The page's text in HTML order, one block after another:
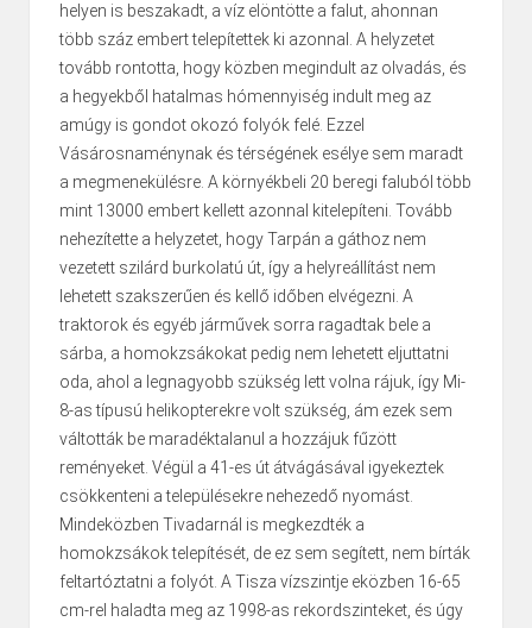
helyen is beszakadt, a víz elöntötte a falut, ahonnan
több száz embert telepítettek ki azonnal. A helyzetet
tovább rontotta, hogy közben megindult az olvadás, és
a hegyekből hatalmas hómennyiség indult meg az
amúgy is gondot okozó folyók felé. Ezzel
Vásárosnaménynak és térségének esélye sem maradt
a megmenekülésre. A környékbeli 20 beregi faluból több
mint 13000 embert kellett azonnal kitelepíteni. Tovább
nehezítette a helyzetet, hogy Tarpán a gáthoz nem
vezetett szilárd burkolatú út, így a helyreállítást nem
lehetett szakszerűen és kellő időben elvégezni. A
traktorok és egyéb járművek sorra ragadtak bele a
sárba, a homokzsákokat pedig nem lehetett eljuttatni
oda, ahol a legnagyobb szükség lett volna rájuk, így Mi-
8-as típusú helikopterekre volt szükség, ám ezek sem
váltották be maradéktalanul a hozzájuk fűzött
reményeket. Végül a 41-es út átvágásával igyekeztek
csökkenteni a településekre nehezedő nyomást.
Mindeközben Tivadarnál is megkezdték a
homokzsákok telepítését, de ez sem segített, nem bírták
feltartóztatni a folyót. A Tisza vízszintje eközben 16-65
cm-rel haladta meg az 1998-as rekordszinteket, és úgy